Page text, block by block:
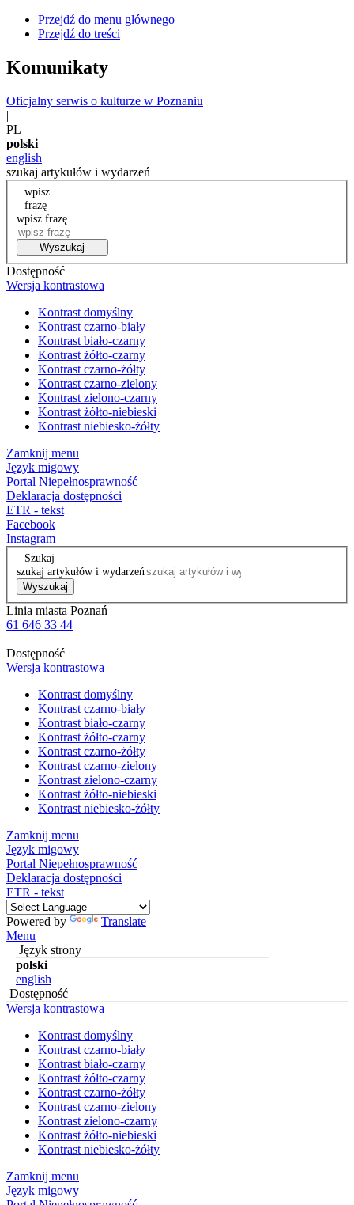
Przejdź do menu głównego
Przejdź do treści
Komunikaty
Oficjalny serwis o kulturze w Poznaniu
|
PL
polski
english
szukaj artykułów i wydarzeń
wpisz
frazę
wpisz frazę
Wyszukaj
Dostępność
Wersja kontrastowa
Kontrast domyślny
Kontrast czarno-biały
Kontrast biało-czarny
Kontrast żółto-czarny
Kontrast czarno-żółty
Kontrast czarno-zielony
Kontrast zielono-czarny
Kontrast żółto-niebieski
Kontrast niebiesko-żółty
Zamknij menu
Język migowy
Portal Niepełnosprawność
Deklaracja dostępności
ETR - tekst
Facebook
Instagram
Szukaj
szukaj artykułów i wydarzeń
Wyszukaj
Linia miasta Poznań
61 646 33 44
Dostępność
Wersja kontrastowa
Kontrast domyślny
Kontrast czarno-biały
Kontrast biało-czarny
Kontrast żółto-czarny
Kontrast czarno-żółty
Kontrast czarno-zielony
Kontrast zielono-czarny
Kontrast żółto-niebieski
Kontrast niebiesko-żółty
Zamknij menu
Język migowy
Portal Niepełnosprawność
Deklaracja dostępności
ETR - tekst
Powered by
Translate
Menu
Język strony
polski
english
Dostępność
Wersja kontrastowa
Kontrast domyślny
Kontrast czarno-biały
Kontrast biało-czarny
Kontrast żółto-czarny
Kontrast czarno-żółty
Kontrast czarno-zielony
Kontrast zielono-czarny
Kontrast żółto-niebieski
Kontrast niebiesko-żółty
Zamknij menu
Język migowy